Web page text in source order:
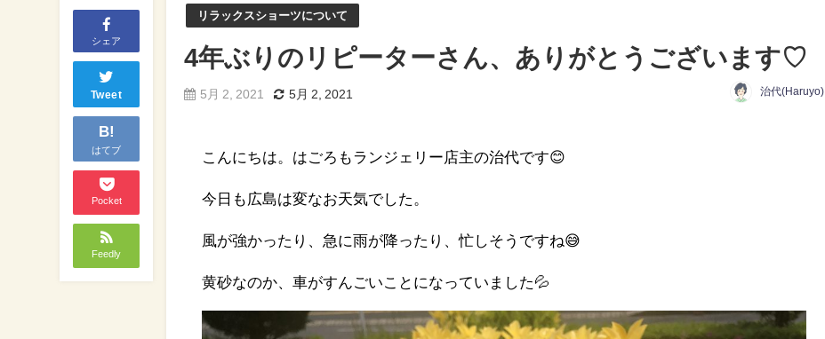
シェア
Tweet
B!
はてブ
Pocket
Feedly
リラックスショーツについて
4年ぶりのリピーターさん、ありがとうございます♡
5月 2, 2021 5月 2, 2021 治代(Haruyo)
こんにちは。はごろもランジェリー店主の治代です😊
今日も広島は変なお天気でした。
風が強かったり、急に雨が降ったり、忙しそうですね😅
黄砂なのか、車がすんごいことになっていました💦